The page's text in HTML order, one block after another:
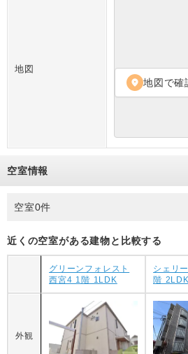
地図
location_on 地図で確
空室情報
空室0件
近くの空室がある建物と比較する
グリーンフォレスト
西宮4 1階 1LDK
シェリ
階 2LDK
外観